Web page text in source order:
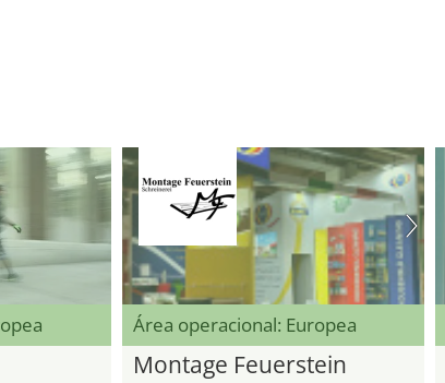
Área operacional: Europea
Montage Feuerstein